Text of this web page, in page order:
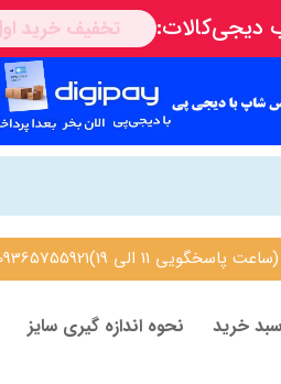
الی 19)09365755921
سبد خرید نحوه اندازه گیری سایز